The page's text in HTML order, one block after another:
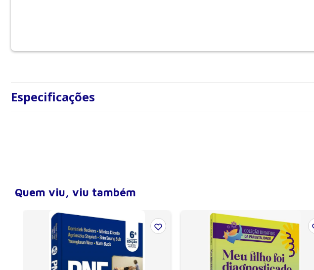
Especificações
Quem viu, viu também